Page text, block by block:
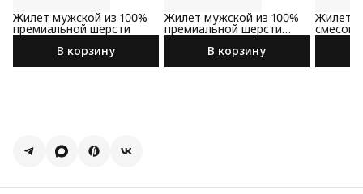
Жилет мужской из 100%
премиальной шерсти
В корзину
Жилет мужской из 100%
премиальной шерсти
В корзину
Жилет